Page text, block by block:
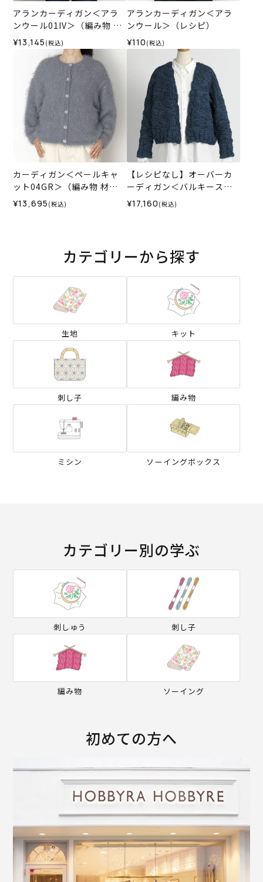
アランカーディガン＜アラ
ンウール01IV＞（編み物 材
料セット）
¥13,145 (税込)
アランカーディガン＜アラ
ンウール＞（レシピ）
¥110 (税込)
カーディガン＜ペールキャ
ット04GR＞（編み物 材料
セット）
¥13,695 (税込)
【レシピなし】オーバーカ
ーディガン＜バルキースラ
ブ02N＞（編み物 材料セッ
ト）
¥17,160 (税込)
カテゴリーから探す
生地 キット
刺し子 編み物
ミシン ソーイングボックス
カテゴリー別の学ぶ
刺しゅう 刺し子
編み物 ソーイング
初めての方へ